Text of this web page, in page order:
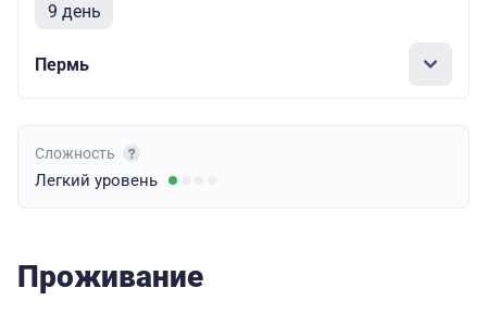
9 день
Пермь
Сложность
Легкий уровень
Проживание